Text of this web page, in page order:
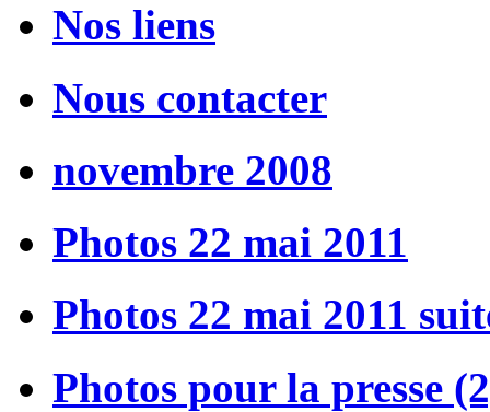
Nos liens
Nous contacter
novembre 2008
Photos 22 mai 2011
Photos 22 mai 2011
Photos pour la presse